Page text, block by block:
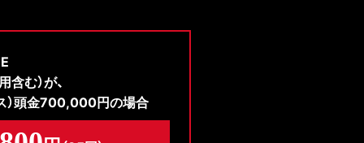
む）が、
）頭金700,000円の場合